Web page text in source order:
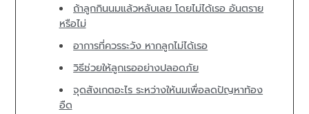
ถ้าลูกกินนมแล้วหลับเลย โดยไม่ได้เรอ อันตราย
หรือไม่
อาการที่ควรระวัง หากลูกไม่ได้เรอ
วิธีช่วยให้ลูกเรออย่างปลอดภัย
จุดสังเกตอะไร ระหว่างให้นมเพื่อลดปัญหาท้อง
อืด